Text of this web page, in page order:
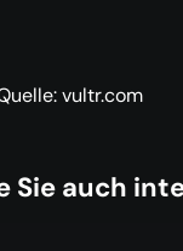
vultr.com
Sie auch